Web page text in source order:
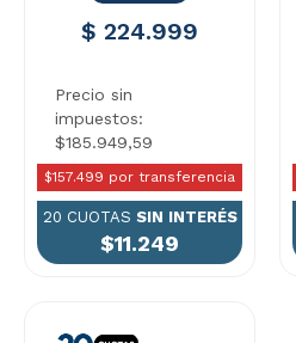
$ 224.999
Precio sin
impuestos:
$185.949,59
$157.499 por transferencia
20 CUOTAS SIN INTERÉS
$11.249